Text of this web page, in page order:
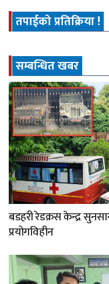
तपाईको प्रतिक्रिया !
सम्बन्धित खबर
बडहरी रेडक्रस केन्द्र
प्रयोगविहीन